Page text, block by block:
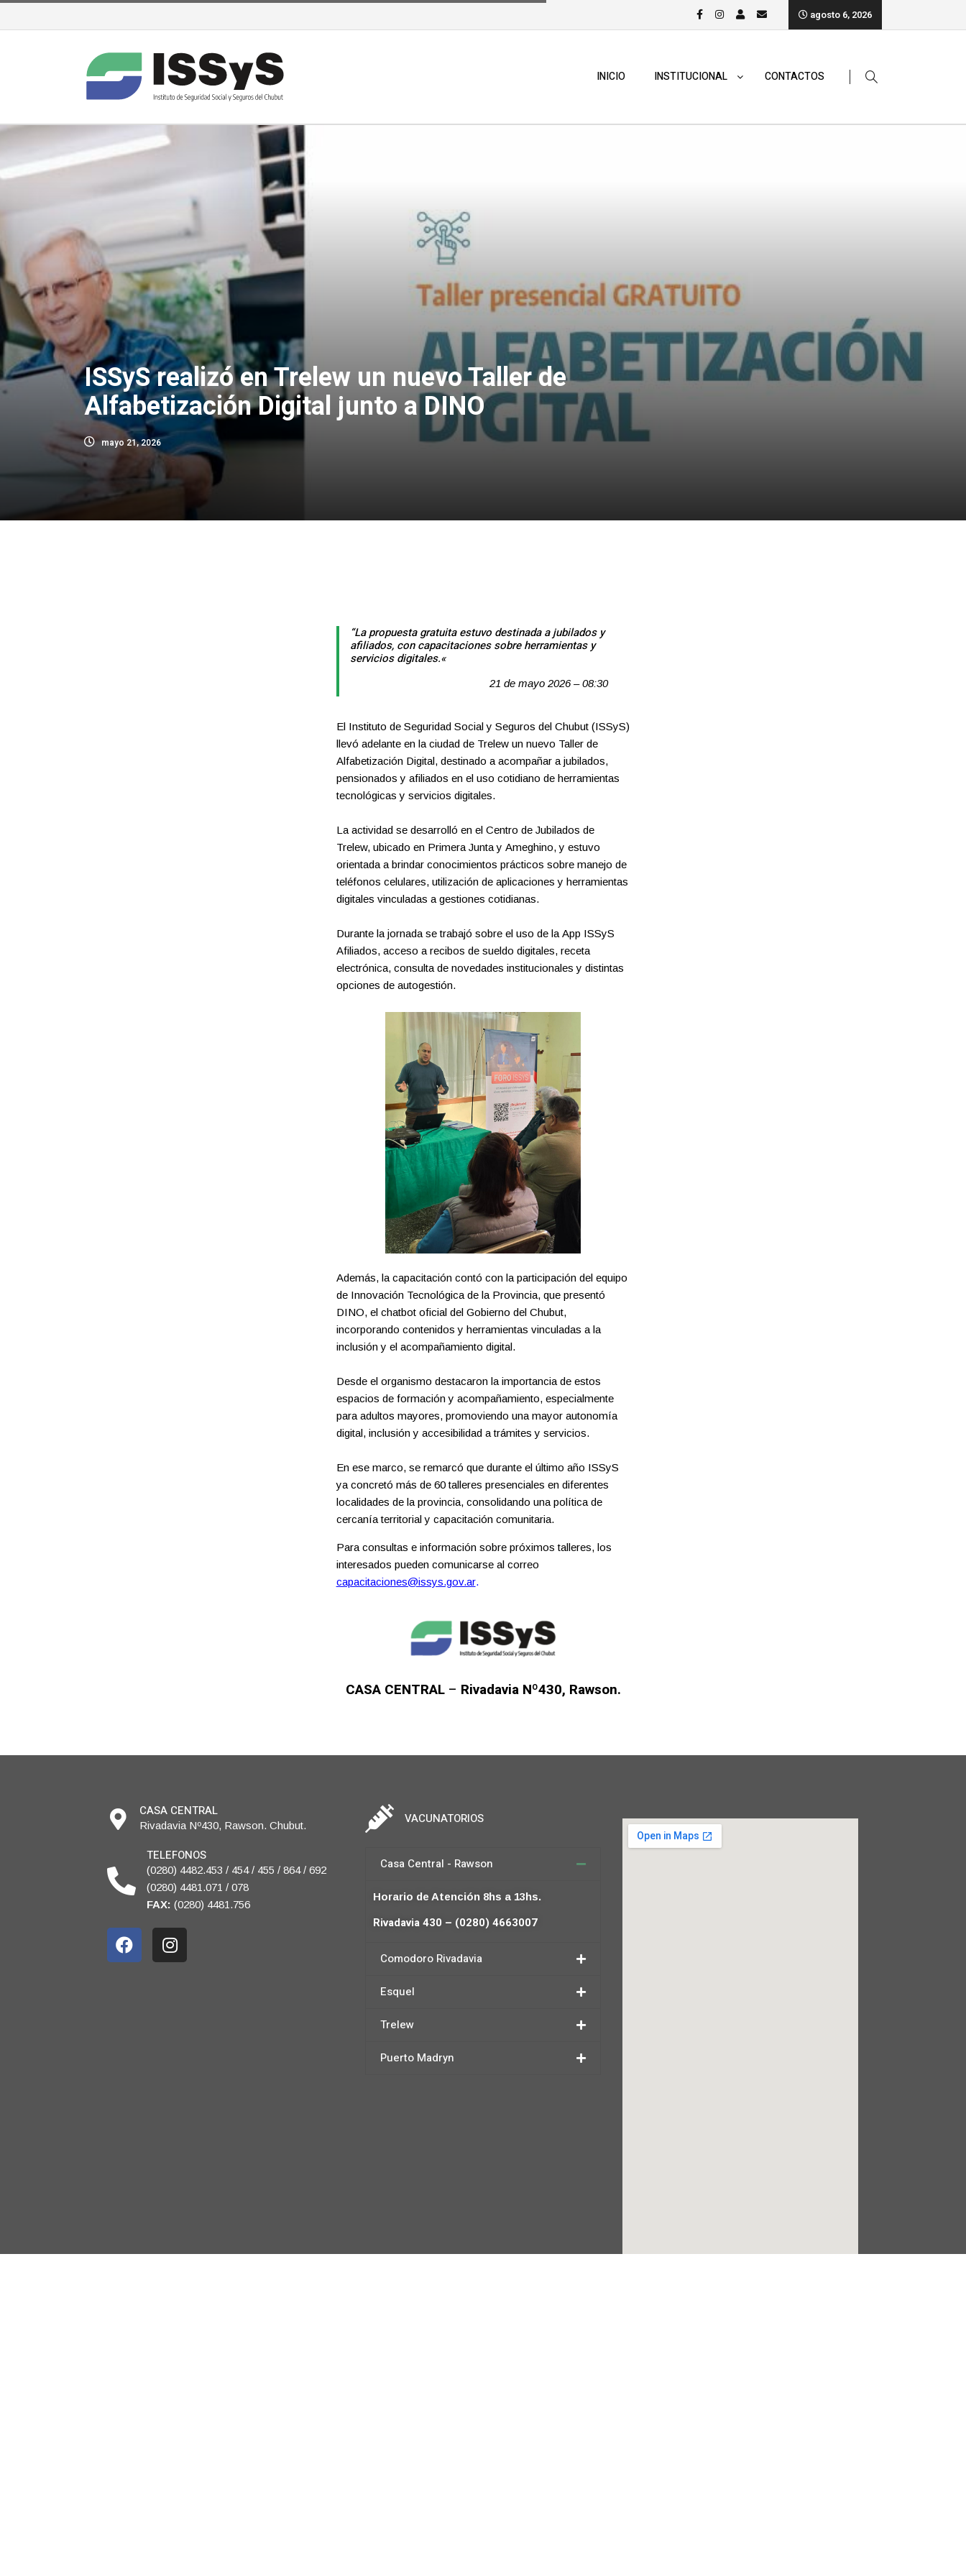
agosto 6, 2026
INICIO INSTITUCIONAL CONTACTOS
ISSyS realizó en Trelew un nuevo Taller de
Alfabetización Digital junto a DINO
mayo 21, 2026
“La propuesta gratuita estuvo destinada a jubilados y
afiliados, con capacitaciones sobre herramientas y
servicios digitales.«
21 de mayo 2026 – 08:30
El Instituto de Seguridad Social y Seguros del Chubut (ISSyS)
llevó adelante en la ciudad de Trelew un nuevo Taller de
Alfabetización Digital, destinado a acompañar a jubilados,
pensionados y afiliados en el uso cotidiano de herramientas
tecnológicas y servicios digitales.
La actividad se desarrolló en el Centro de Jubilados de
Trelew, ubicado en Primera Junta y Ameghino, y estuvo
orientada a brindar conocimientos prácticos sobre manejo de
teléfonos celulares, utilización de aplicaciones y herramientas
digitales vinculadas a gestiones cotidianas.
Durante la jornada se trabajó sobre el uso de la App ISSyS
Afiliados, acceso a recibos de sueldo digitales, receta
electrónica, consulta de novedades institucionales y distintas
opciones de autogestión.
Además, la capacitación contó con la participación del equipo
de Innovación Tecnológica de la Provincia, que presentó
DINO, el chatbot oficial del Gobierno del Chubut,
incorporando contenidos y herramientas vinculadas a la
inclusión y el acompañamiento digital.
Desde el organismo destacaron la importancia de estos
espacios de formación y acompañamiento, especialmente
para adultos mayores, promoviendo una mayor autonomía
digital, inclusión y accesibilidad a trámites y servicios.
En ese marco, se remarcó que durante el último año ISSyS
ya concretó más de 60 talleres presenciales en diferentes
localidades de la provincia, consolidando una política de
cercanía territorial y capacitación comunitaria.
Para consultas e información sobre próximos talleres, los
interesados pueden comunicarse al correo
capacitaciones@issys.gov.ar.
CASA CENTRAL– Rivadavia Nº430, Rawson.
CASA CENTRAL
Rivadavia Nº430, Rawson. Chubut.
TELEFONOS
(0280) 4482.453 / 454 / 455 / 864 / 692
(0280) 4481.071 / 078
FAX: (0280) 4481.756
VACUNATORIOS
Casa Central - Rawson
Horario de Atención 8hs a 13hs.
Rivadavia 430 – (0280) 4663007
Comodoro Rivadavia
Esquel
Trelew
Puerto Madryn